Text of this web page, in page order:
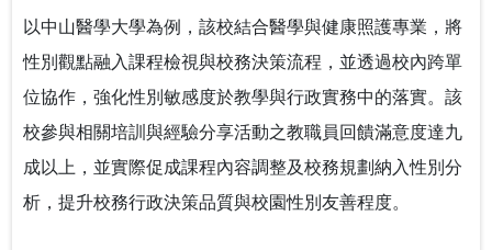
以中山醫學大學為例，該校結合醫學與健康照護專業，將
性別觀點融入課程檢視與校務決策流程，並透過校內跨單
位協作，強化性別敏感度於教學與行政實務中的落實。該
校參與相關培訓與經驗分享活動之教職員回饋滿意度達九
成以上，並實際促成課程內容調整及校務規劃納入性別分
析，提升校務行政決策品質與校園性別友善程度。